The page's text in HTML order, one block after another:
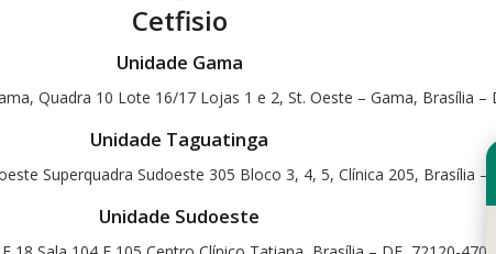
Cetfisio
Unidade Gama
Quadra 10 Lote 16/17 Lojas 1 e 2, St. Oeste – Gama, Brasília –
Unidade Taguatinga
Superquadra Sudoeste 305 Bloco 3, 4, 5, Clínica 205, Brasília –
Unidade Sudoeste